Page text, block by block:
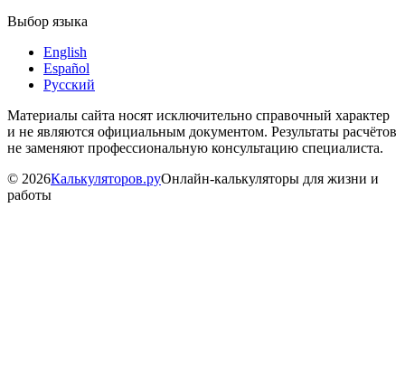
Выбор языка
English
Español
Русский
Материалы сайта носят исключительно справочный характер
и не являются официальным документом. Результаты расчётов
не заменяют профессиональную консультацию специалиста.
© 2026Калькуляторов.руОнлайн-калькуляторы для жизни и
работы